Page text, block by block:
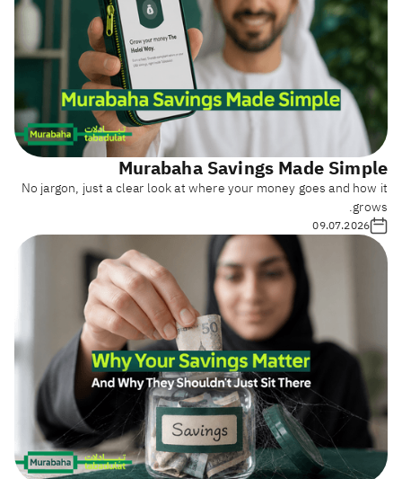
Murabaha Savings Made Simple
No jargon, just a clear look at where your money goes and how it
grows.
09.07.2026